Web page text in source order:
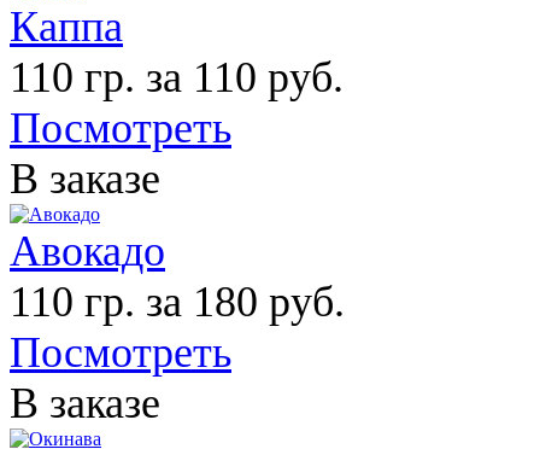
Каппа
110 гр. за 110 руб.
Посмотреть
В заказе
Авокадо
110 гр. за 180 руб.
Посмотреть
В заказе